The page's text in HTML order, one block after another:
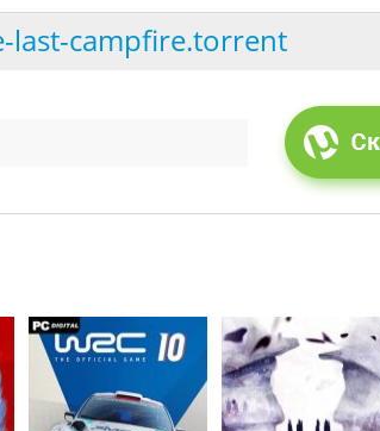
last-campfire.torrent